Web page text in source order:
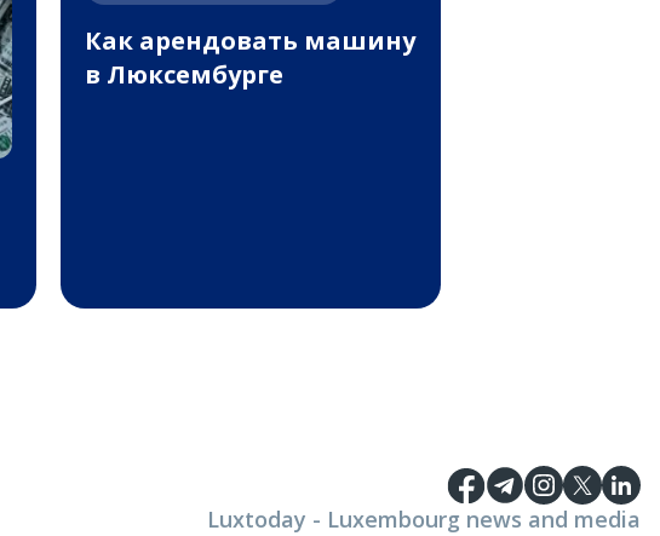
Как арендовать машину
в Люксембурге
Luxtoday - Luxembourg news and media